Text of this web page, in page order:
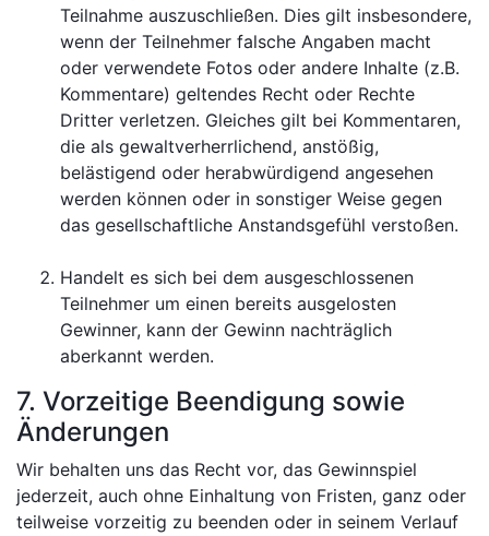
Teilnahme auszuschließen. Dies gilt insbesondere,
wenn der Teilnehmer falsche Angaben macht
oder verwendete Fotos oder andere Inhalte (z.B.
Kommentare) geltendes Recht oder Rechte
Dritter verletzen. Gleiches gilt bei Kommentaren,
die als gewaltverherrlichend, anstößig,
belästigend oder herabwürdigend angesehen
werden können oder in sonstiger Weise gegen
das gesellschaftliche Anstandsgefühl verstoßen.
Handelt es sich bei dem ausgeschlossenen
Teilnehmer um einen bereits ausgelosten
Gewinner, kann der Gewinn nachträglich
aberkannt werden.
7. Vorzeitige Beendigung sowie
Änderungen
Wir behalten uns das Recht vor, das Gewinnspiel
jederzeit, auch ohne Einhaltung von Fristen, ganz oder
teilweise vorzeitig zu beenden oder in seinem Verlauf